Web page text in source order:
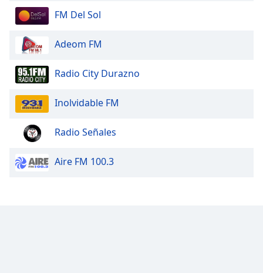
window.
FM Del Sol
Adeom FM
Radio City Durazno
Inolvidable FM
Radio Señales
Aire FM 100.3